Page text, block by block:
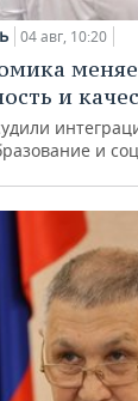
04 авг, 10:20
и
и